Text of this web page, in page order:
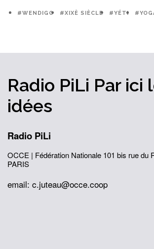
#WENDIGO #XIXÈ SIÈCLE #YÉTI
Radio PiLi Par ici
idées
Radio PiLi
OCCE | Fédération Nationale 101 bis rue du
PARIS
email: c.juteau@occe.coop